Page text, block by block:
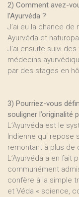
2) Comment avez-
l’Ayurvéda ?
J’ai eu la chance
Ayurvéda et
J’ai ensuite suivi
médecins
par des stages en
3) Pourriez-vous
souligner l’originalité
L’Ayurvéda est le
Indienne qui repose
remontant à plus de
L’Ayurvéda a en fait
communément
confère à la simple
et Véda « science,